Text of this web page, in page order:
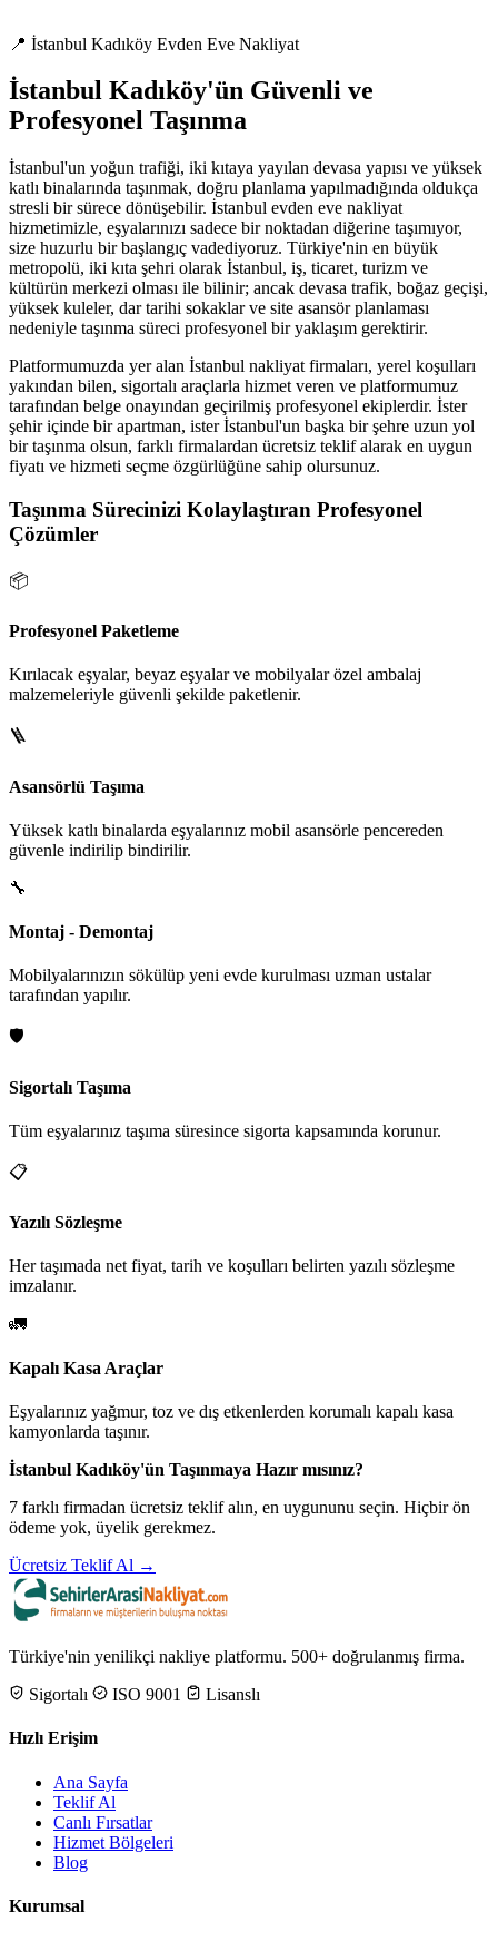
📍 İstanbul Kadıköy Evden Eve Nakliyat
İstanbul Kadıköy'ün Güvenli ve
Profesyonel Taşınma
İstanbul'un yoğun trafiği, iki kıtaya yayılan devasa yapısı ve yüksek
katlı binalarında taşınmak, doğru planlama yapılmadığında oldukça
stresli bir sürece dönüşebilir. İstanbul evden eve nakliyat
hizmetimizle, eşyalarınızı sadece bir noktadan diğerine taşımıyor,
size huzurlu bir başlangıç vadediyoruz. Türkiye'nin en büyük
metropolü, iki kıta şehri olarak İstanbul, iş, ticaret, turizm ve
kültürün merkezi olması ile bilinir; ancak devasa trafik, boğaz geçişi,
yüksek kuleler, dar tarihi sokaklar ve site asansör planlaması
nedeniyle taşınma süreci profesyonel bir yaklaşım gerektirir.
Platformumuzda yer alan İstanbul nakliyat firmaları, yerel koşulları
yakından bilen, sigortalı araçlarla hizmet veren ve platformumuz
tarafından belge onayından geçirilmiş profesyonel ekiplerdir. İster
şehir içinde bir apartman, ister İstanbul'un başka bir şehre uzun yol
bir taşınma olsun, farklı firmalardan ücretsiz teklif alarak en uygun
fiyatı ve hizmeti seçme özgürlüğüne sahip olursunuz.
Taşınma Sürecinizi Kolaylaştıran Profesyonel
Çözümler
📦
Profesyonel Paketleme
Kırılacak eşyalar, beyaz eşyalar ve mobilyalar özel ambalaj
malzemeleriyle güvenli şekilde paketlenir.
🪜
Asansörlü Taşıma
Yüksek katlı binalarda eşyalarınız mobil asansörle pencereden
güvenle indirilip bindirilir.
🔧
Montaj - Demontaj
Mobilyalarınızın sökülüp yeni evde kurulması uzman ustalar
tarafından yapılır.
🛡️
Sigortalı Taşıma
Tüm eşyalarınız taşıma süresince sigorta kapsamında korunur.
📋
Yazılı Sözleşme
Her taşımada net fiyat, tarih ve koşulları belirten yazılı sözleşme
imzalanır.
🚛
Kapalı Kasa Araçlar
Eşyalarınız yağmur, toz ve dış etkenlerden korumalı kapalı kasa
kamyonlarda taşınır.
İstanbul Kadıköy'ün Taşınmaya Hazır mısınız?
7 farklı firmadan ücretsiz teklif alın, en uygununu seçin. Hiçbir ön
ödeme yok, üyelik gerekmez.
Ücretsiz Teklif Al →
Türkiye'nin yenilikçi nakliye platformu. 500+ doğrulanmış firma.
Sigortalı
ISO 9001 Lisanslı
Hızlı Erişim
Ana Sayfa
Teklif Al
Canlı Fırsatlar
Hizmet Bölgeleri
Blog
Kurumsal